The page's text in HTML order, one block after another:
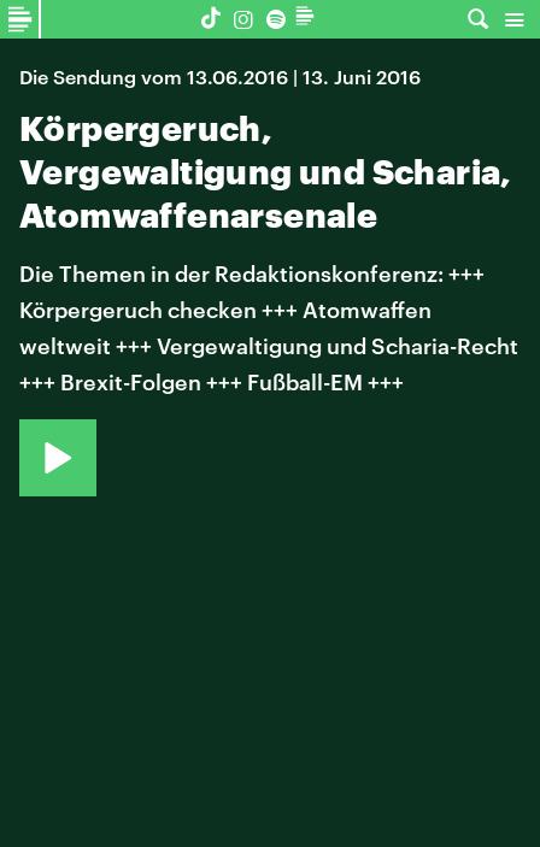
Die Sendung vom 13.06.2016 | 13. Juni 2016
Körpergeruch,
Vergewaltigung und Scharia,
Atomwaffenarsenale
Die Themen in der Redaktionskonferenz: +++
Körpergeruch checken +++ Atomwaffen
weltweit +++ Vergewaltigung und Scharia-Recht
+++ Brexit-Folgen +++ Fußball-EM +++